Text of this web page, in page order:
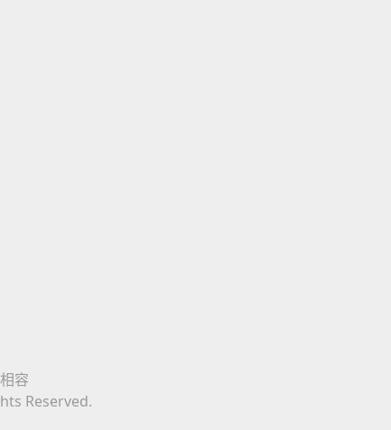
容
Reserved.